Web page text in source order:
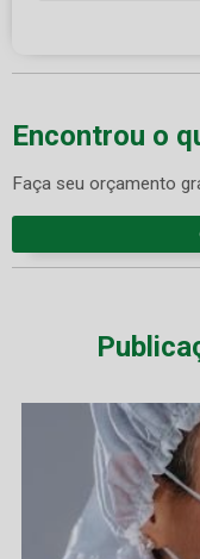
Encontrou o
Faça seu orçamento